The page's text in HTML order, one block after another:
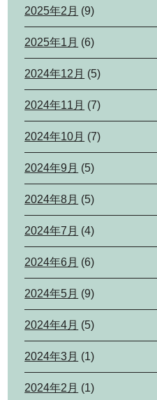
2025年2月 (9)
2025年1月 (6)
2024年12月 (5)
2024年11月 (7)
2024年10月 (7)
2024年9月 (5)
2024年8月 (5)
2024年7月 (4)
2024年6月 (6)
2024年5月 (9)
2024年4月 (5)
2024年3月 (1)
2024年2月 (1)